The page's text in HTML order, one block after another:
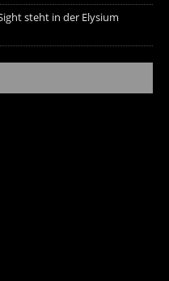
steht in der Elysium